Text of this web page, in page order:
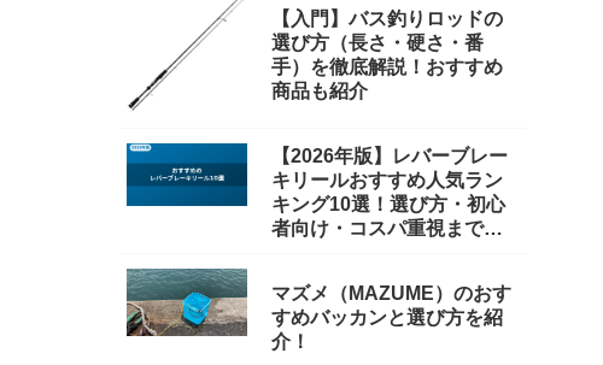
【入門】バス釣りロッドの
選び方（長さ・硬さ・番
手）を徹底解説！おすすめ
商品も紹介
【2026年版】レバーブレー
キリールおすすめ人気ラン
キング10選！選び方・初心
者向け・コスパ重視まで徹
マズメ（MAZUME）のおす
すめバッカンと選び方を紹
介！